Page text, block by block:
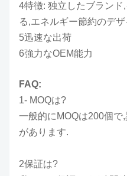
4特徴: 独立したブラン
る,エネルギー節約のデザ
5迅速な出荷
6強力なOEM能力
FAQ:
1- MOQは?
一般的にMOQは200個で
があります.
2保証は?